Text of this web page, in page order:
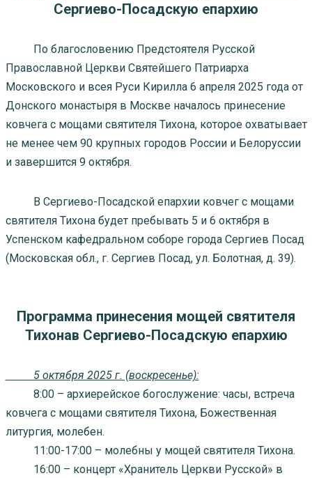
Сергиево-Посадскую епархию
По благословению Предстоятеля Русской
Православной Церкви Святейшего Патриарха
Московского и всея Руси Кирилла 6 апреля 2025 года от
Донского монастыря в Москве началось принесение
ковчега с мощами святителя Тихона, которое охватывает
не менее чем 90 крупных городов России и Белоруссии
и завершится 9 октября.
В Сергиево-Посадской епархии ковчег с мощами
святителя Тихона будет пребывать 5 и 6 октября в
Успенском кафедральном соборе города Сергиев Посад
(Московская обл., г. Сергиев Посад, ул. Болотная, д. 39).
Программа принесения мощей святителя
Тихонав Сергиево-Посадскую епархию
5 октября 2025 г. (воскресенье):
8:00 – архиерейское богослужение: часы, встреча
ковчега с мощами святителя Тихона, Божественная
литургия, молебен.
11:00-17:00 – молебны у мощей святителя Тихона.
16:00 – концерт «Хранитель Церкви Русской» в